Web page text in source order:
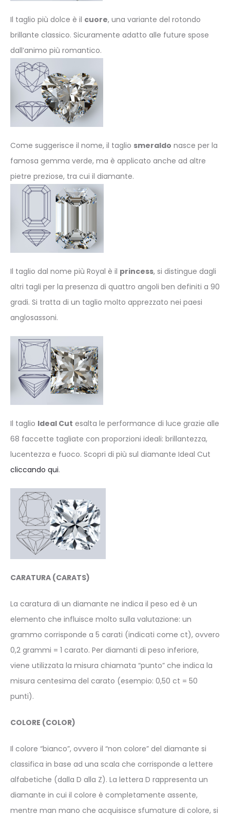
Il taglio più dolce è il cuore, una variante del rotondo
brillante classico. Sicuramente adatto alle future spose
dall’animo più romantico.
Come suggerisce il nome, il taglio smeraldo nasce per la
famosa gemma verde, ma è applicato anche ad altre
pietre preziose, tra cui il diamante.
Il taglio dal nome più Royal è il princess, si distingue dagli
altri tagli per la presenza di quattro angoli ben definiti a 90
gradi. Si tratta di un taglio molto apprezzato nei paesi
anglosassoni.
Il taglio Ideal Cut esalta le performance di luce grazie alle
68 faccette tagliate con proporzioni ideali: brillantezza,
lucentezza e fuoco. Scopri di più sul diamante Ideal Cut
cliccando qui.
CARATURA (CARATS)
La caratura di un diamante ne indica il peso ed è un
elemento che influisce molto sulla valutazione: un
grammo corrisponde a 5 carati (indicati come ct), ovvero
0,2 grammi = 1 carato. Per diamanti di peso inferiore,
viene utilizzata la misura chiamata “punto” che indica la
misura centesima del carato (esempio: 0,50 ct = 50
punti).
COLORE (COLOR)
Il colore “bianco”, ovvero il “non colore” del diamante si
classifica in base ad una scala che corrisponde a lettere
alfabetiche (dalla D alla Z). La lettera D rappresenta un
diamante in cui il colore è completamente assente,
mentre man mano che acquisisce sfumature di colore, si